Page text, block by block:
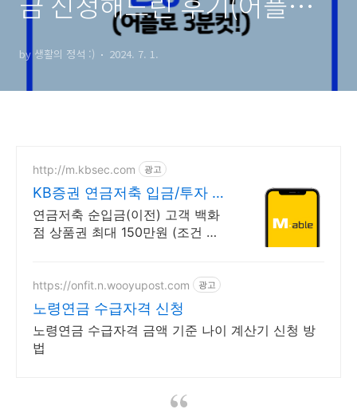
by 생활의 정석 :) 2024. 7. 1.
http://m.kbsec.com 광고
KB증권 연금저축 입금/투자 구
간별 쿠폰 혜택
연금저축 순입금(이전) 고객 백화
점 상품권 최대 150만원 (조건 충
https://onfit.n.wooyupost.com 광고
노령연금 수급자격 신청
노령연금 수급자격 금액 기준 나이 계산기 신청 방
법